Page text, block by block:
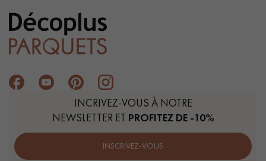
INCRIVEZ-VOUS À NOTRE
NEWSLETTER ET PROFITEZ DE -10%
INSCRIVEZ-VOUS